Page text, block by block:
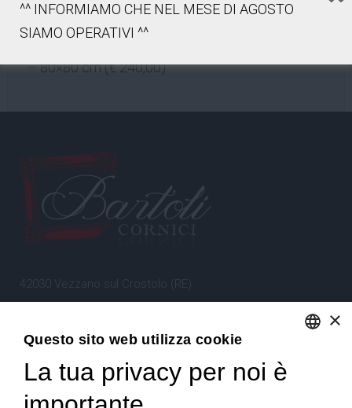
– 80×80 cm (€ 240,00)
42030 Vezzano sul Crostolo (RE)
Tel.
Stefano Bartoli – P.Iva00764300356
^^ INFORMIAMO CHE NEL MESE DI AGOSTO
SIAMO OPERATIVI ^^
×
Questo sito web utilizza cookie
La tua privacy per noi è